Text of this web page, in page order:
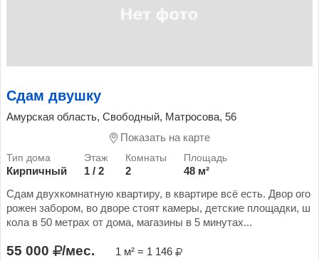
Сдам двушку
Амурская область, Свободный, Матросова, 56
Показать на карте
Кирпичный 1 / 2 2
48 м²
Сдам двухкомнатную квартиру, в квартире всё есть. Двор ого
рожен забором, во дворе стоят камеры, детские площадки, ш
кола в 50 метрах от дома, магазины в 5 минутах...
55 000 /мес. 1 м² = 1 146